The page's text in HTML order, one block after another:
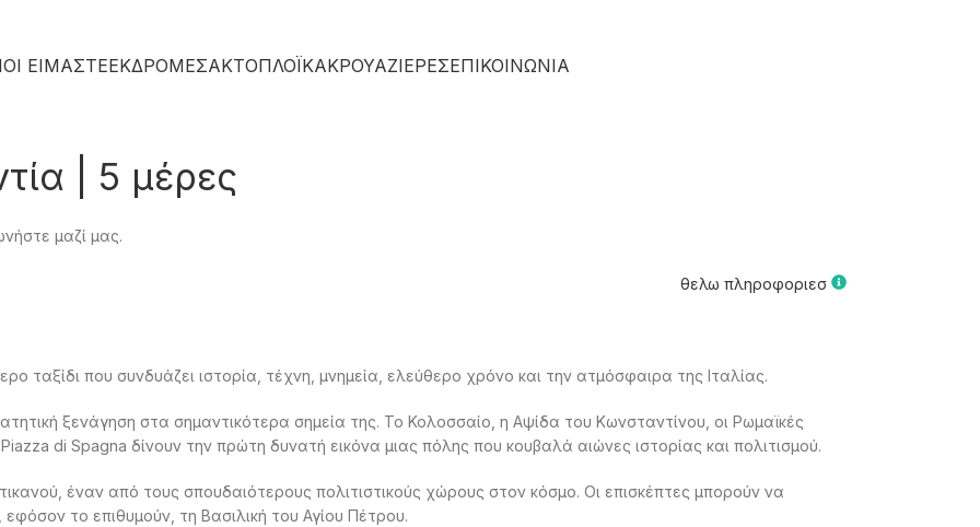
ΕΙΜΑΣΤΕΕΚΔΡΟΜΕΣΑΚΤΟΠΛΟΪΚΑΚΡΟΥΑΖΙΈΡΕΣΕΠΙΚΟΙΝΩΝΙΑ
| 5 μέρες
μαζί μας.
θελω πληροφοριεσ
ταξίδι που συνδυάζει ιστορία, τέχνη, μνημεία, ελεύθερο χρόνο και την ατμόσφαιρα της Ιταλίας.
ξενάγηση στα σημαντικότερα σημεία της. Το Κολοσσαίο, η Αψίδα του Κωνσταντίνου, οι Ρωμαϊκές
di Spagna δίνουν την πρώτη δυνατή εικόνα μιας πόλης που κουβαλά αιώνες ιστορίας και πολιτισμού.
έναν από τους σπουδαιότερους πολιτιστικούς χώρους στον κόσμο. Οι επισκέπτες μπορούν να
το επιθυμούν, τη Βασιλική του Αγίου Πέτρου.